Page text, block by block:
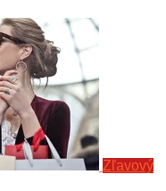
Zľavový